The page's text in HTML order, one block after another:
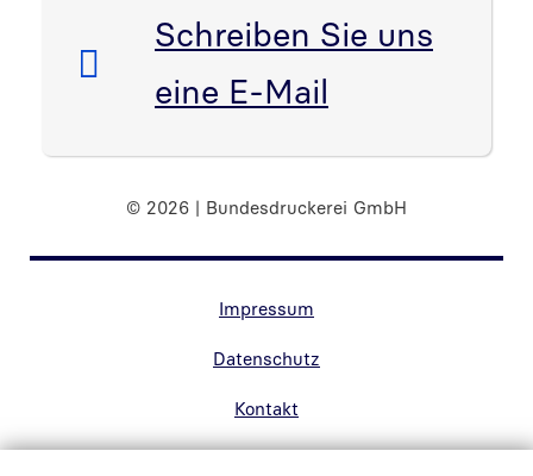
E-Mail:
Schreiben Sie uns
eine E-Mail
© 2026 | Bundesdruckerei GmbH
Impressum
Datenschutz
Kontakt